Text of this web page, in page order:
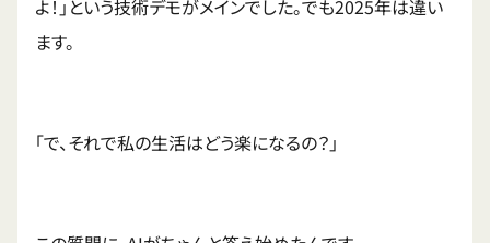
よ！」という技術デモがメインでした。でも2025年は違い
ます。
「で、それで私の生活はどう楽になるの？」